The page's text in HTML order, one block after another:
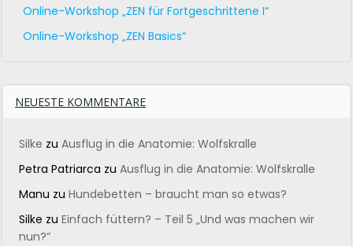
Online-Workshop „ZEN für Fortgeschrittene I“
Online-Workshop „ZEN Basics“
NEUESTE KOMMENTARE
Silke zu Ausflug in die Anatomie: Wolfskralle
Petra Patriarca zu Ausflug in die Anatomie: Wolfskralle
Manu zu Hundebetten – braucht man so etwas?
Silke zu Einfach füttern? – Teil 5 „Und was machen wir
nun?“